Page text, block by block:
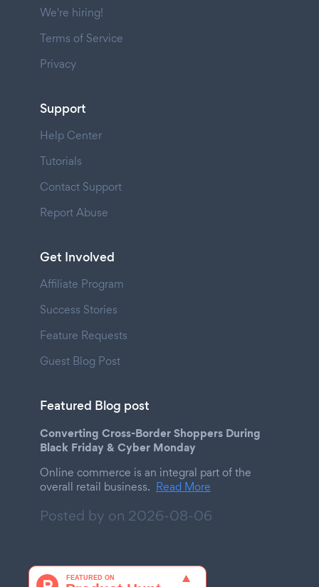
We're hiring!
Terms of Service
Privacy
Support
Help Center
Tutorials
Contact Support
Report Abuse
Get Involved
Affiliate Program
Success Stories
Feature Requests
Guest Blog Post
Featured Blog post
Converting Cross-Border Shoppers During
Black Friday & Cyber Monday
Online commerce is an integral part of the
overall retail business. Read More
Posted by on 2026-08-06